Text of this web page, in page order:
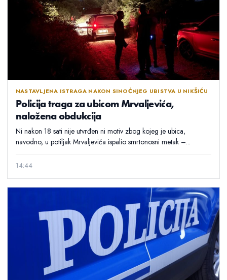
NASTAVLJENA ISTRAGA NAKON SINOĆNJEG UBISTVA U NIKŠIĆU
Policija traga za ubicom Mrvaljevića,
naložena obdukcija
Ni nakon 18 sati nije utvrđen ni motiv zbog kojeg je ubica,
navodno, u potiljak Mrvaljevića ispalio smrtonosni metak –...
14:44